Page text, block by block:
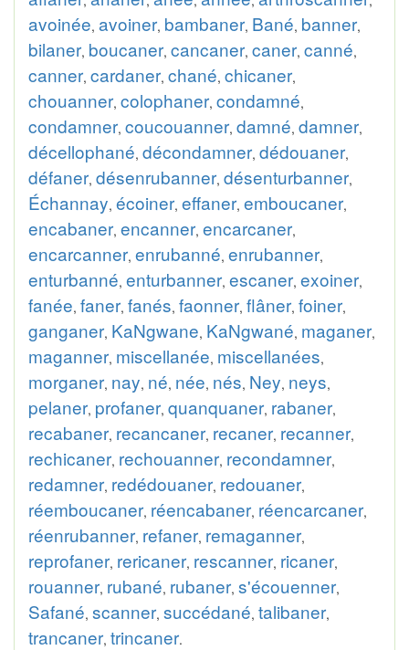
avoinée, avoiner, bambaner, Bané, banner,
bilaner, boucaner, cancaner, caner, canné,
canner, cardaner, chané, chicaner,
chouanner, colophaner, condamné,
condamner, coucouanner, damné, damner,
décellophané, décondamner, dédouaner,
défaner, désenrubanner, désenturbanner,
Échannay, écoiner, effaner, emboucaner,
encabaner, encanner, encarcaner,
encarcanner, enrubanné, enrubanner,
enturbanné, enturbanner, escaner, exoiner,
fanée, faner, fanés, faonner, flâner, foiner,
ganganer, KaNgwane, KaNgwané, maganer,
maganner, miscellanée, miscellanées,
morganer, nay, né, née, nés, Ney, neys,
pelaner, profaner, quanquaner, rabaner,
recabaner, recancaner, recaner, recanner,
rechicaner, rechouanner, recondamner,
redamner, redédouaner, redouaner,
réemboucaner, réencabaner, réencarcaner,
réenrubanner, refaner, remaganner,
reprofaner, rericaner, rescanner, ricaner,
rouanner, rubané, rubaner, s'écouenner,
Safané, scanner, succédané, talibaner,
trancaner, trincaner.